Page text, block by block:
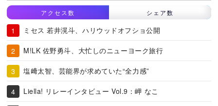
アクセス数 シェア数
ミセス 若井滉斗、ハリウッドオフショ公開
M!LK 佐野勇斗、大忙しのニューヨーク旅行
塩﨑太智、芸能界が求めていた“全力感”
Liella! リレーインタビュー Vol.9：岬 なこ